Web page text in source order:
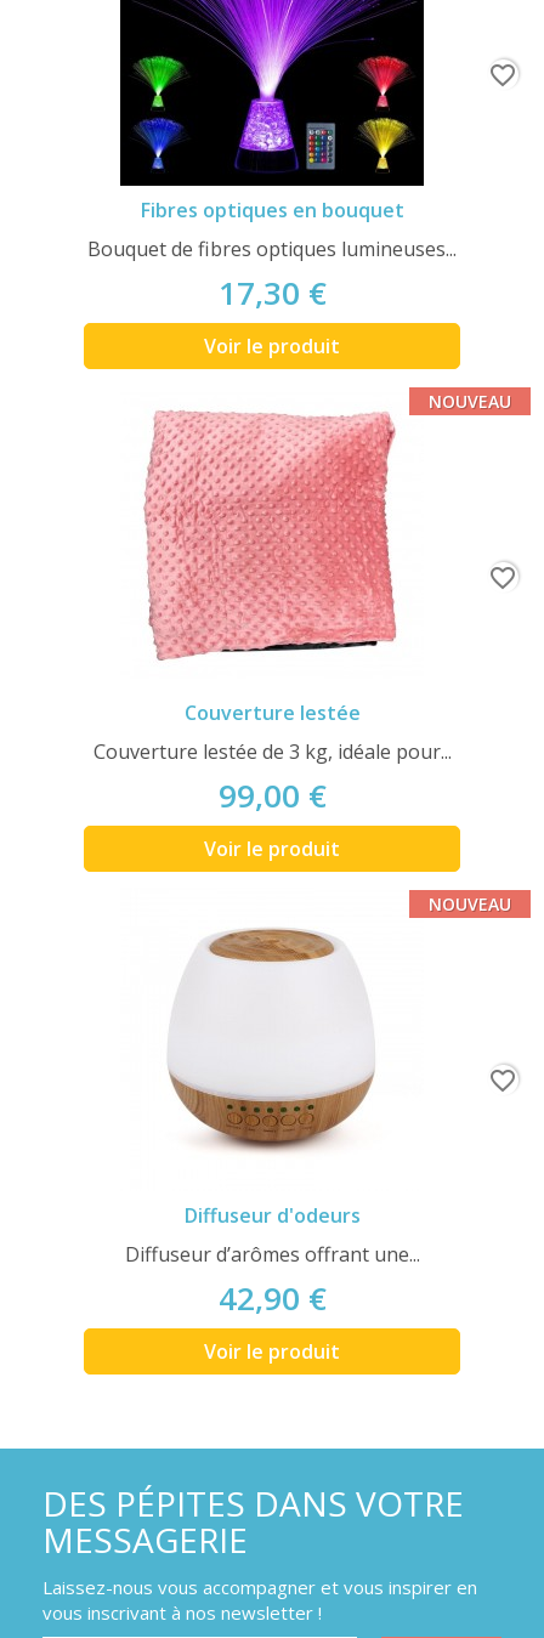
Fibres optiques en bouquet
Bouquet de fibres optiques lumineuses...
17,30 €
Voir le produit
favorite_border
Couverture lestée
Couverture lestée de 3 kg, idéale pour...
99,00 €
Voir le produit
NOUVEAU
favorite_border
Diffuseur d'odeurs
Diffuseur d’arômes offrant une...
42,90 €
Voir le produit
NOUVEAU
favorite_border
DES PÉPITES DANS VOTRE
MESSAGERIE
Laissez-nous vous accompagner et vous inspirer en
vous inscrivant à nos newsletter !